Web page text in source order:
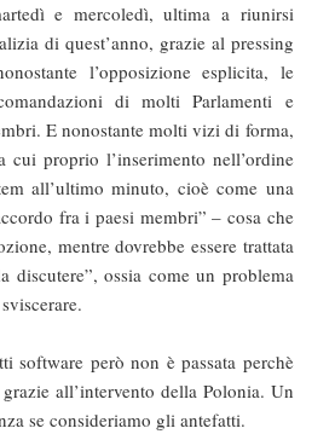
e mercoledì, ultima a riunirsi
di quest’anno, grazie al pressing
l’opposizione esplicita, le
di molti Parlamenti e
E nonostante molti vizi di forma,
cui proprio l’inserimento nell’ordine
all’ultimo minuto, cioè come una
fra i paesi membri” – cosa che
mentre dovrebbe essere trattata
discutere”, ossia come un problema
software però non è passata perchè
all’intervento della Polonia. Un
se consideriamo gli antefatti.